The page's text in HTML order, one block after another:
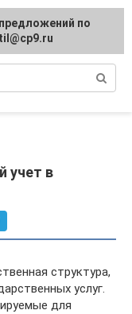
учет в
структура,
услуг.
для
по